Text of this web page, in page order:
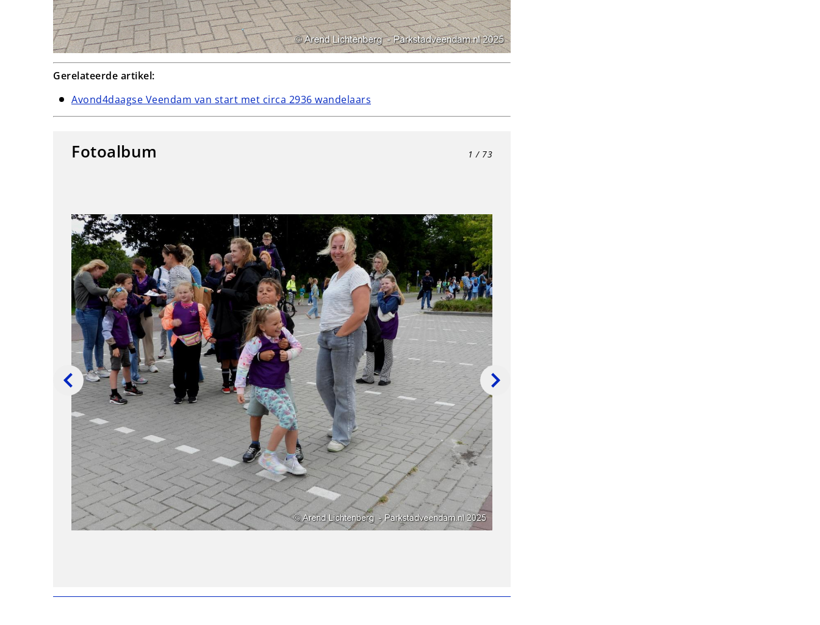
Gerelateerde artikel:
Avond4daagse Veendam van start met circa 2936 wandelaars
Fotoalbum 1 / 73